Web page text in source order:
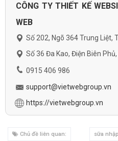
CÔNG TY THIẾT KẾ
WEB
Số 202, Ngõ 364 Trung Liệt,
Số 36 Đa Kao, Điện Biên
0915 406 986
support@vietwebgroup.vn
https://vietwebgroup.vn
Chủ đề liên quan: sữa